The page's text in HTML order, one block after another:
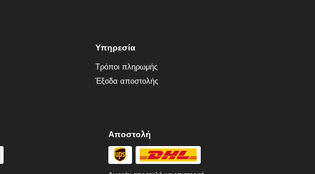
Υπηρεσία
Τρόποι πληρωμής
Έξοδα αποστολής
Αποστολή